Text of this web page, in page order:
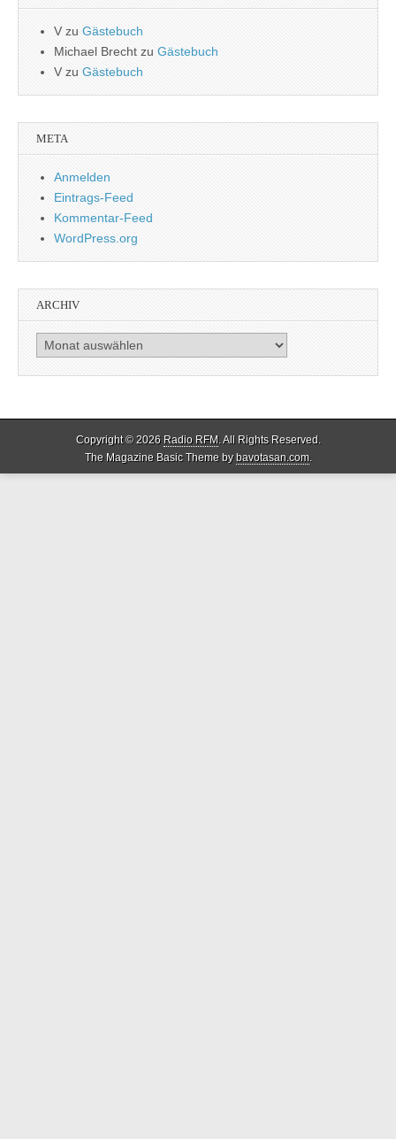
V zu Gästebuch
Michael Brecht zu Gästebuch
Vzu Gästebuch
META
Anmelden
Eintrags-Feed
Kommentar-Feed
WordPress.org
ARCHIV
Archiv
Copyright © 2026 Radio RFM. All Rights Reserved.
The Magazine Basic Theme by bavotasan.com.